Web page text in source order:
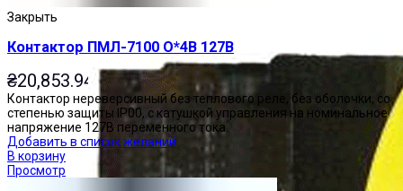
Закрыть
Контактор ПМЛ-7100 О*4В 127В
₴20,853.94
Контактор нереверсивный без теплового реле, без оболочки, со
степенью защиты IP00, с катушкой управления на номинальное
напряжение 127В переменного тока.
Добавить в список желаний
В корзину
Просмотр